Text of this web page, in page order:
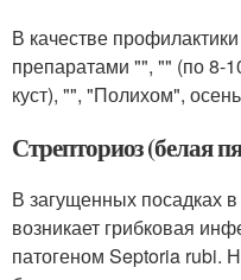
В качестве
препаратами "", "" (по 8-
куст), "", "Полихом",
Стрепториоз (белая
В загущенных посадках
возникает грибковая
патогеном Septoria rubi.